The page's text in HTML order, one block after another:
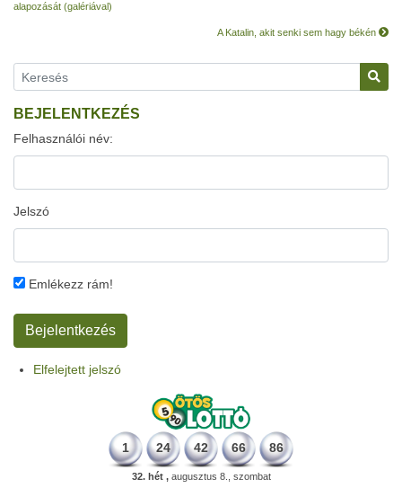
alapozását (galériával)
A Katalin, akit senki sem hagy békén
BEJELENTKEZÉS
Felhasználói név:
Jelszó
Emlékezz rám!
Elfelejtett jelszó
1 24 42 66 86
32. hét ,augusztus 8., szombat